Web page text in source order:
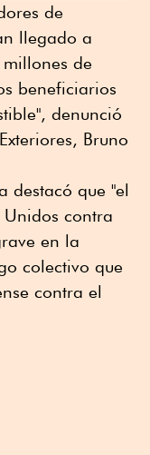
de
llegado a
de
beneficiarios
denunció
Bruno
destacó que "el
Unidos contra
en la
colectivo que
contra el